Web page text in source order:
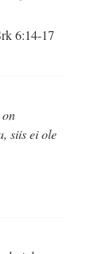
6:14-17
siis ei ole